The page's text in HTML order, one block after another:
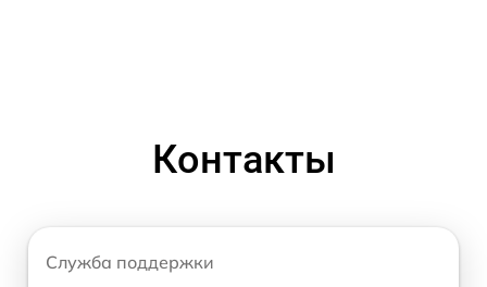
Контакты
Служба поддержки